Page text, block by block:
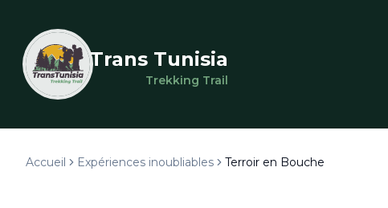
Trans Tunisia
Trekking Trail
Accueil Expériences inoubliables Terroir en Bouche